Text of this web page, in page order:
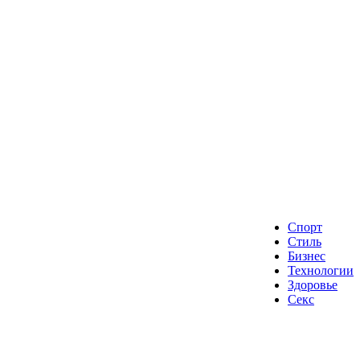
Спорт
Стиль
Бизнес
Технологии
Здоровье
Секс